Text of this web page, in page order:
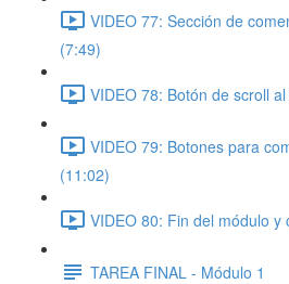
VIDEO 77: Sección de
(7:49)
VIDEO 78: Botón de scroll
VIDEO 79: Botones para
(11:02)
VIDEO 80: Fin del módulo y
TAREA FINAL - Módulo 1